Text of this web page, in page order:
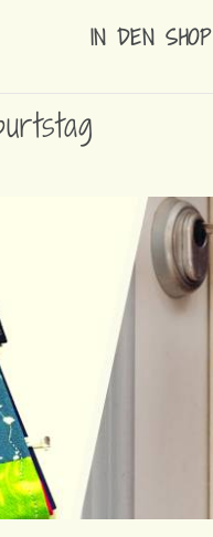
IN DEN SHOP